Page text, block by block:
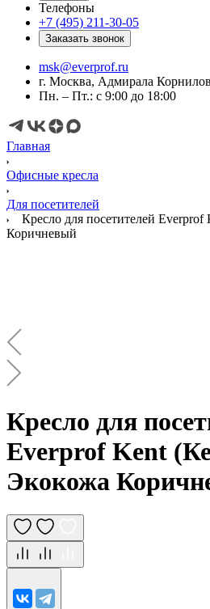
Телефоны
+7 (495) 211-30-05
Заказать звонок
msk@everprof.ru
г. Москва, Адмирала
Пн. – Пт.: с 9:00 до 18:00
Главная
Офисные кресла
Для посетителей
Кресло для посетителей
Коричневый
Кресло для
Everprof Kent
Экокожа